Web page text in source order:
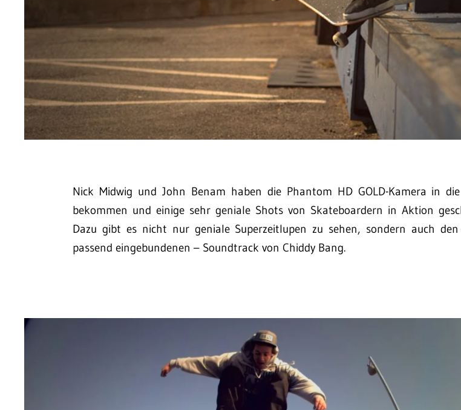
Nick Midwig und John Benam haben die Phantom HD GOLD-Kamera in
bekommen und einige sehr geniale Shots von Skateboardern in Aktion
Dazu gibt es nicht nur geniale Superzeitlupen zu sehen, sondern auch
passend eingebundenen – Soundtrack von Chiddy Bang.